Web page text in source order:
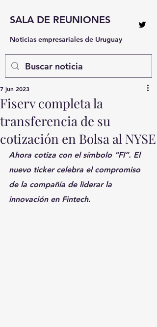
SALA DE REUNIONES
Noticias empresariales de Uruguay
Fiserv completa la
transferencia de su
cotización en Bolsa al NYSE
7 jun 2023
Ahora cotiza con el símbolo “FI”. El
nuevo ticker celebra el compromiso
de la compañía de liderar la
innovación en Fintech.